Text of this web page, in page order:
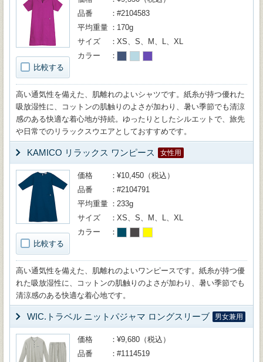
比較する
品番
#2104583
平均重量
170g
サイズ
XS、S、M、L、XL
カラー
高い通気性を備えた、肌離れのよいシャツです。紙糸が持つ優れた
吸放湿性に、コットンの肌触りのよさが加わり、暑い季節でも清涼
感のある快適な着心地が持続。ゆったりとしたシルエットで、旅先
や日常でのリラックスウエアとしておすすめです。
KAMICO リラックス ワンピース 女性用
比較する
価格
¥10,450（税込）
品番
#2104791
平均重量
233g
サイズ
XS、S、M、L、XL
カラー
高い通気性を備えた、肌離れのよいワンピースです。紙糸が持つ優
れた吸放湿性に、コットンの肌触りのよさが加わり、暑い季節でも
清涼感のある快適な着心地です。
WIC.トラベル ニットパジャマ ロングスリーブ 男女兼用
価格
¥9,680（税込）
品番
#1114519